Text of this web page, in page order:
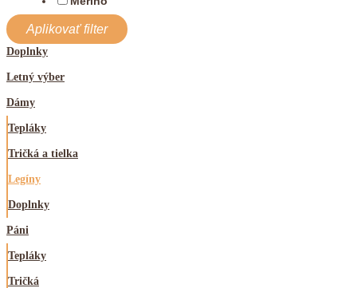
Doplnky
Letný výber
Dámy
Tepláky
Tričká a tielka
Legíny
Doplnky
Páni
Tepláky
Tričká